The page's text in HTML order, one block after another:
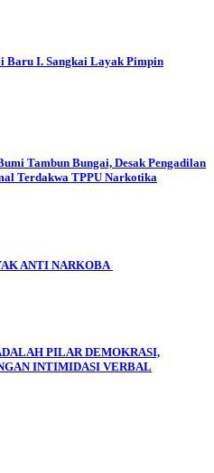
Baru I. Sangkai Layak Pimpin
Tambun Bungai, Desak Pengadilan
Terdakwa TPPU Narkotika
ANTI NARKOBA
PILAR DEMOKRASI,
INTIMIDASI VERBAL